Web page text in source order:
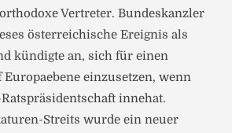
Vertreter. Bundeskanzler
österreichische Ereignis als
kündigte an, sich für einen
einzusetzen, wenn
innehat.
Streits wurde ein neuer